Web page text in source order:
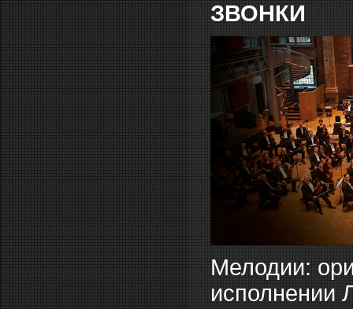
ЗВОНКИ
Мелодии:
исполнении